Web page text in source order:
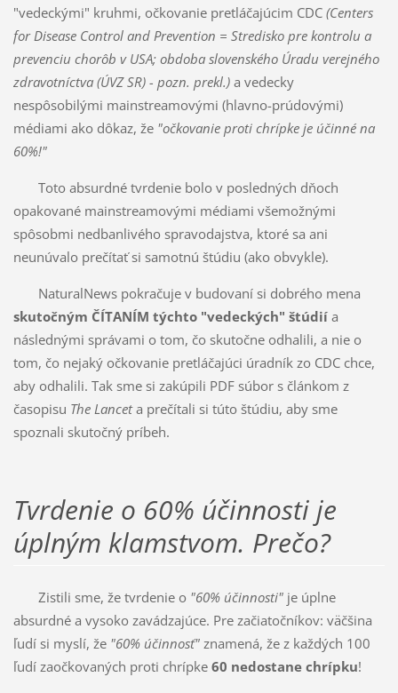
"vedeckými" kruhmi, očkovanie pretláčajúcim CDC (Centers
for Disease Control and Prevention = Stredisko pre kontrolu a
prevenciu chorôb v USA; obdoba slovenského Úradu verejného
zdravotníctva (ÚVZ SR) - pozn. prekl.)a vedecky
nespôsobilými mainstreamovými (hlavno-prúdovými)
médiami ako dôkaz, že "očkovanie proti chrípke je účinné na
60%!"
Toto absurdné tvrdenie bolo v posledných dňoch
opakované mainstreamovými médiami všemožnými
spôsobmi nedbanlivého spravodajstva, ktoré sa ani
neunúvalo prečítať si samotnú štúdiu (ako obvykle).
NaturalNews pokračuje v budovaní si dobrého mena
skutočným ČÍTANÍM týchto "vedeckých" štúdiía
následnými správami o tom, čo skutočne odhalili, a nie o
tom, čo nejaký očkovanie pretláčajúci úradník zo CDC chce,
aby odhalili. Tak sme si zakúpili PDF súbor s článkom z
časopisu The Lanceta prečítali si túto štúdiu, aby sme
spoznali skutočný príbeh.
Tvrdenie o 60% účinnosti je
úplným klamstvom. Prečo?
Zistili sme, že tvrdenie o "60% účinnosti"je úplne
absurdné a vysoko zavádzajúce. Pre začiatočníkov: väčšina
ľudí si myslí, že "60% účinnosť"znamená, že z každých 100
ľudí zaočkovaných proti chrípke 60 nedostane chrípku!